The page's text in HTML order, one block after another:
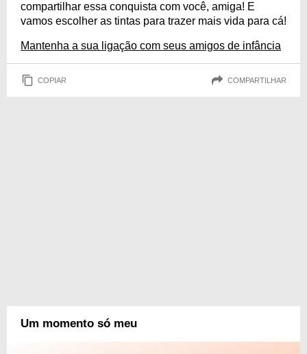
compartilhar essa conquista com você, amiga! E
vamos escolher as tintas para trazer mais vida para cá!
Mantenha a sua ligação com seus amigos de infância
COPIAR COMPARTILHAR
Um momento só meu